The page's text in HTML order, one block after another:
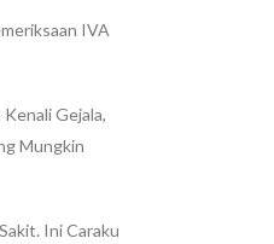
IVA
Gejala,
Mungkin
Ini Caraku